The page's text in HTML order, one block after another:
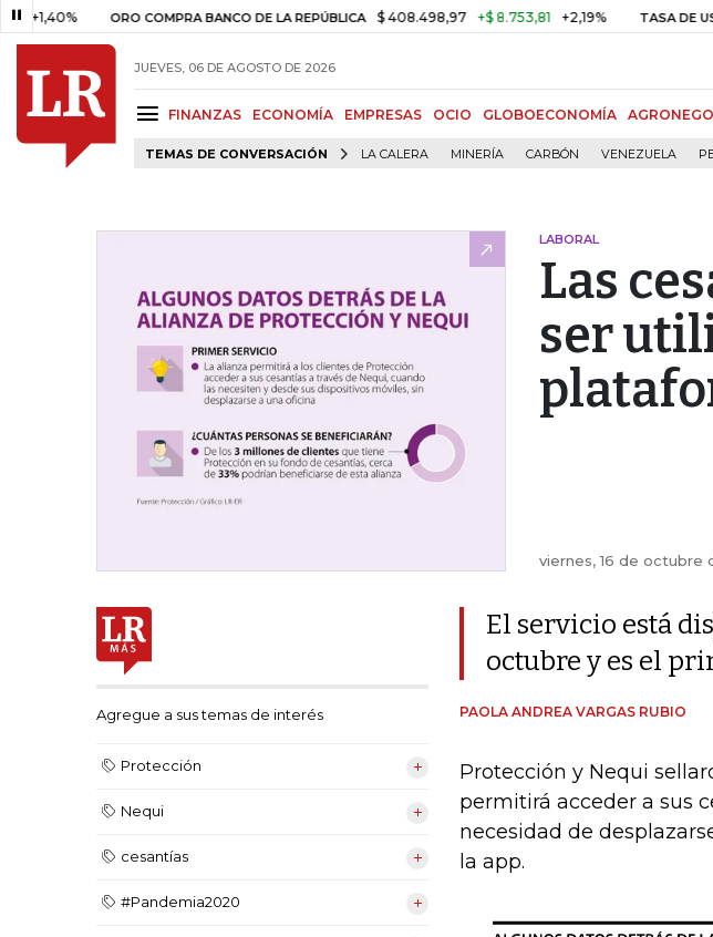
ORO COMPRA BANCO DE LA REPÚBLICA $ 408.498,97 +$ 8.753,81 +2,19% TASA DE USURA
JUEVES, 06 DE AGOSTO DE 2026
FINANZAS ECONOMÍA EMPRESAS OCIO GLOBOECONOMÍA
TEMAS DE CONVERSACIÓN LA CALERA MINERÍA CARBÓN VENEZUELA
LABORAL
Las
ser
viernes, 16 de octubre
Agregue a sus temas de interés
Protección
Nequi
cesantías
#Pandemia2020
El servicio está
octubre y es el
PAOLA ANDREA VARGAS RUBIO
Protección y Nequi
permitirá acceder a sus
necesidad de
la app.